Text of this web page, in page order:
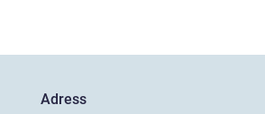
Adress